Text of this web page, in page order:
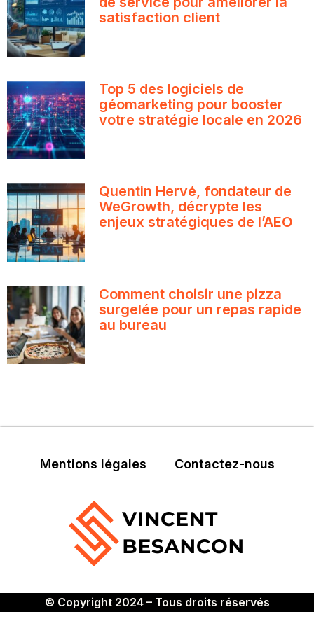
satisfaction client
Top 5 des logiciels de
géomarketing pour booster
votre stratégie locale en 2026
Quentin Hervé, fondateur de
WeGrowth, décrypte les
enjeux stratégiques de l’AEO
Comment choisir une pizza
surgelée pour un repas rapide
au bureau
Mentions légales Contactez-nous
© Copyright 2024 – Tous droits réservés